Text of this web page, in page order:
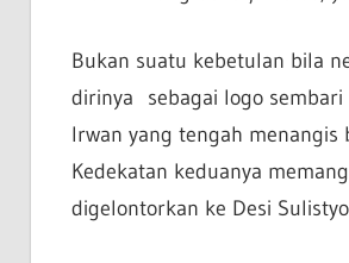
Bukan suatu kebetulan bila
dirinya sebagai logo
Irwan yang tengah
Kedekatan keduanya
digelontorkan ke Desi